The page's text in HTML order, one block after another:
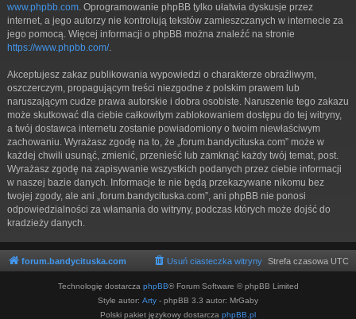
www.phpbb.com . Oprogramowanie phpBB tylko ułatwia dyskusje przez
internet, a jego autorzy nie kontrolują tekstów zamieszczanych w internecie za
jego pomocą. Więcej informacji o phpBB można znaleźć na stronie
https://www.phpbb.com/.
Akceptujesz zakaz publikowania wypowiedzi o charakterze obraźliwym,
oszczerczym, propagującym treści niezgodne z polskim prawem lub
naruszającym cudze prawa autorskie i dobra osobiste. Naruszenie tego zakazu
może skutkować dla ciebie całkowitym zablokowaniem dostępu do tej witryny,
a twój dostawca internetu zostanie powiadomiony o twoim niewłaściwym
zachowaniu. Wyrażasz zgodę na to, że „forum.bandycituska.com” może w
każdej chwili usunąć, zmienić, przenieść lub zamknąć każdy twój temat, post.
Wyrażasz zgodę na zapisywanie wszystkich podanych przez ciebie informacji
w naszej bazie danych. Informacje te nie będą przekazywane nikomu bez
twojej zgody, ale ani „forum.bandycituska.com”, ani phpBB nie ponosi
odpowiedzialności za włamania do witryny, podczas których może dojść do
kradzieży danych.
forum.bandycituska.com Strefa czasowa UTC
Usuń ciasteczka witryny
Technologię dostarcza phpBB® Forum Software © phpBB Limited
Style autor: Arty - phpBB 3.3 autor: MrGaby
Polski pakiet językowy dostarcza phpBB.pl